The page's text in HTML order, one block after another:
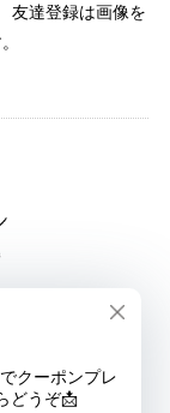
友達登録は画像を
ション通販サイト